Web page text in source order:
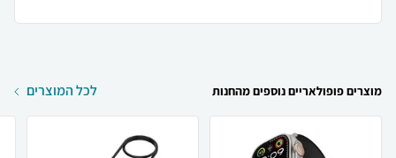
מוצרים פופולאריים נוספים מהחנות לכל המוצרים